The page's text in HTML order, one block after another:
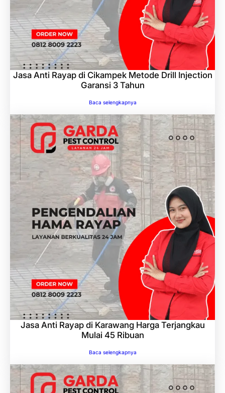
Jasa Anti Rayap di Cikampek Metode Drill Injection
Garansi 3 Tahun
Baca selengkapnya
Jasa Anti Rayap di Karawang Harga Terjangkau
Mulai 45 Ribuan
Baca selengkapnya